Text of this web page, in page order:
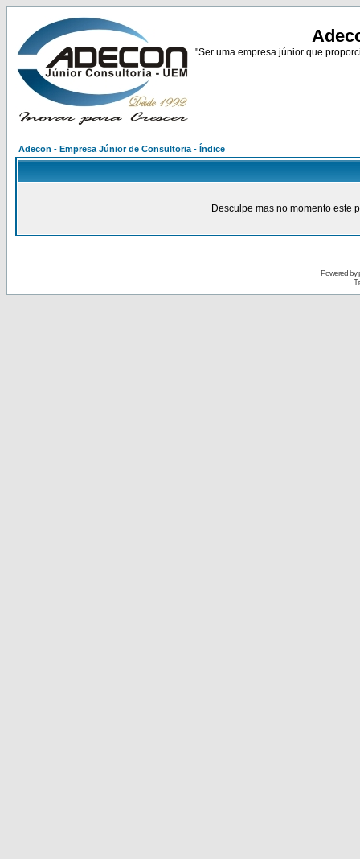
"Ser uma empresa júnior que
Adecon - Empresa Júnior de Consultoria - Índice
Desculpe mas no momento este
Powered by